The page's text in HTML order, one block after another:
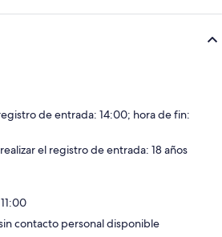
de entrada: 14:00; hora de fin:
el registro de entrada: 18 años
contacto personal disponible